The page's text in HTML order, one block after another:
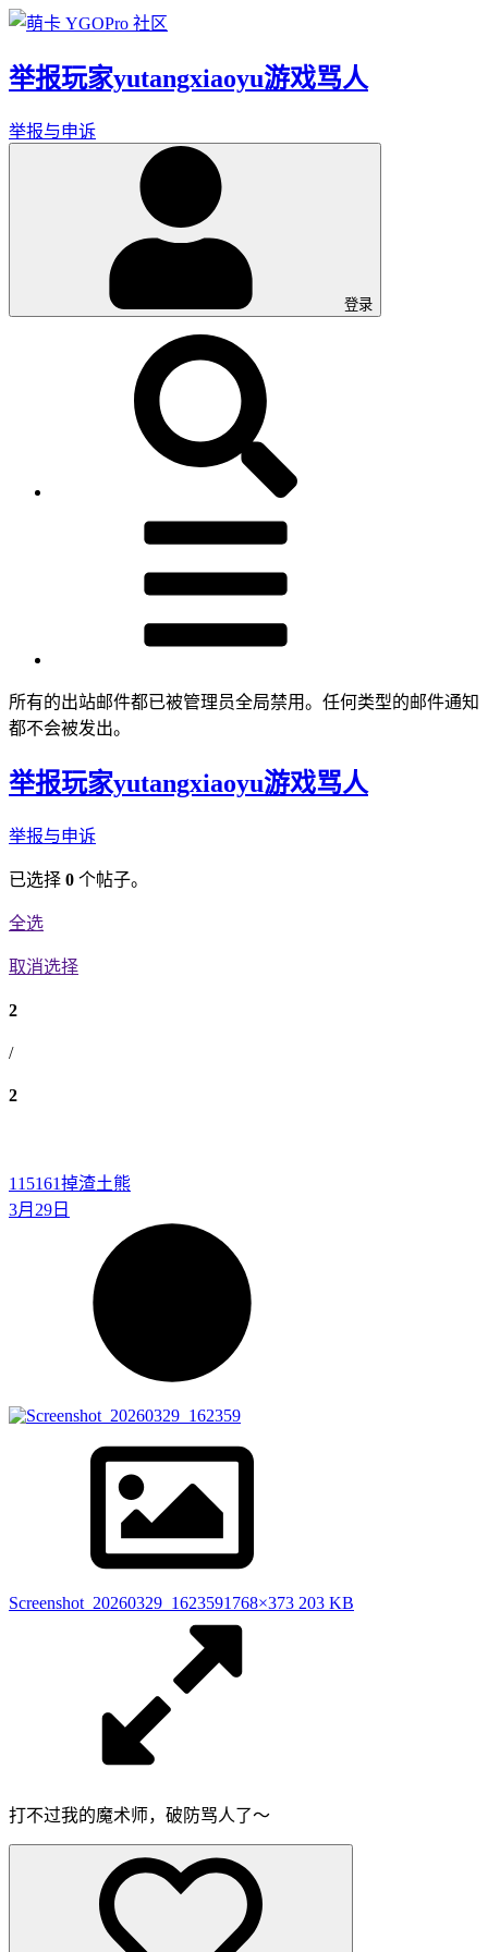
举报玩家yutangxiaoyu游戏骂人
举报与申诉
登录
所有的出站邮件都已被管理员全局禁用。任何类型的邮件通知
都不会被发出。
举报玩家yutangxiaoyu游戏骂人
举报与申诉
已选择 0 个帖子。
全选
取消选择
2
/
2
115161掉渣土熊
3月29日
Screenshot_20260329_1623591768×373 203 KB
打不过我的魔术师，破防骂人了～